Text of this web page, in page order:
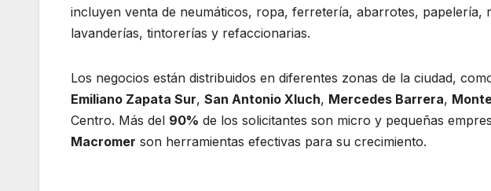
incluyen venta de neumáticos, ropa, ferretería, abarrotes, papelería,
lavanderías, tintorerías y refaccionarias.
Los negocios están distribuidos en diferentes zonas de la ciudad,
Emiliano Zapata Sur, San Antonio Xluch, Mercedes Barrera,
Centro. Más del 90% de los solicitantes son micro y pequeñas
Macromer son herramientas efectivas para su crecimiento.